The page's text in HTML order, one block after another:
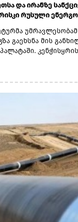
და ირანზე
რისკი რუსული
გაეხსნა მის
აქტი
დათვლით შედეგი
დონალდ ტრამპმა
განიხილავს
ინიციატორად
რომელიც 2026
პუტინს
მისმა დამ
ადგილი
ხოლო
რიჩარდ
შტატიდან,
სენატორ